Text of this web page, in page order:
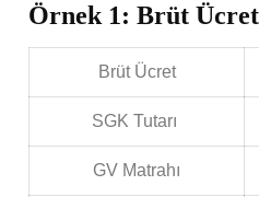
Örnek 1: Brüt
Brüt Ücret
SGK Tutarı
GV Matrahı